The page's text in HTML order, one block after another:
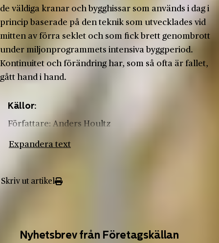
de väldiga kranar och bygghissar som används i dag i
princip baserade på den teknik som utvecklades vid
mitten av förra seklet och som fick brett genombrott
under miljonprogrammets intensiva byggperiod.
Kontinuitet och förändring har, som så ofta är fallet,
gått hand i hand.
Källor:
Författare: Anders Houltz
Expandera text
Skriv ut artikel
Nyhetsbrev från Företagskällan